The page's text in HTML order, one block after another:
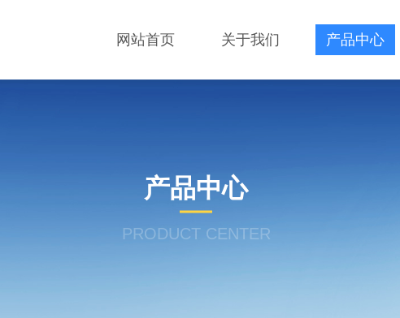
网站首页 关于我们 产品中心
产品中心
PRODUCT CENTER